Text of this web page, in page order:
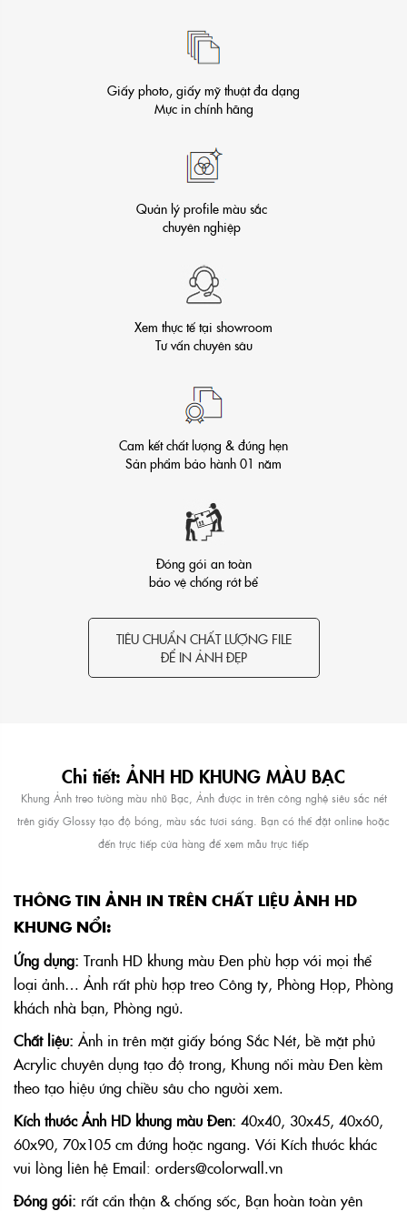
Giấy photo, giấy mỹ thuật đa dạng
Mực in chính hãng
Quản lý profile màu sắc
chuyên nghiệp
Xem thực tế tại showroom
Tư vấn chuyên sâu
Cam kết chất lượng & đúng hẹn
Sản phẩm bảo hành 01 năm
Đóng gói an toàn
bảo vệ chống rớt bể
TIÊU CHUẨN CHẤT LƯỢNG FILE
ĐỂ IN ẢNH ĐẸP
Chi tiết: ẢNH HD KHUNG MÀU BẠC
Khung Ảnh treo tường màu nhũ Bạc, Ảnh được in trên công nghệ siêu sắc nét
trên giấy Glossy tạo độ bóng, màu sắc tươi sáng. Bạn có thể đặt online hoặc
đến trực tiếp cửa hàng để xem mẫu trực tiếp
THÔNG TIN ẢNH IN TRÊN CHẤT LIỆU ẢNH HD
KHUNG NỔI:
Ứng dụng: Tranh HD khung màu Đen phù hợp với mọi thể
loại ảnh… Ảnh rất phù hợp treo Công ty, Phòng Họp, Phòng
khách nhà bạn, Phòng ngủ.
Chất liệu: Ảnh in trên mặt giấy bóng Sắc Nét, bề mặt phủ
Acrylic chuyên dụng tạo độ trong, Khung nổi màu Đen kèm
theo tạo hiệu ứng chiều sâu cho người xem.
Kích thước Ảnh HD khung màu Đen: 40x40, 30x45, 40x60,
60x90, 70x105 cm đứng hoặc ngang. Với Kích thước khác
vui lòng liên hệ Email: orders@colorwall.vn
Đóng gói: rất cẩn thận & chống sốc, Bạn hoàn toàn yên